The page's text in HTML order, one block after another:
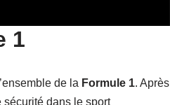
1
de la Formule 1. Après
dans le sport